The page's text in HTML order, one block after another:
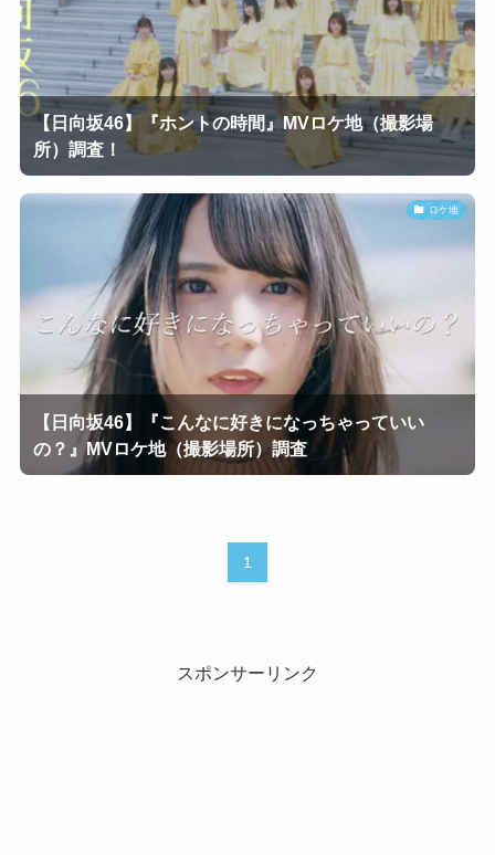
【日向坂46】『ホントの時間』MVロケ地（撮影場
所）調査！
ロケ地
【日向坂46】『こんなに好きになっちゃっていい
の？』MVロケ地（撮影場所）調査
1
スポンサーリンク